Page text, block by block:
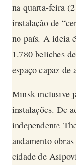
na quarta-feira
instalação de
no país. A ideia
1.780 beliches
espaço capaz
Minsk inclusive
instalações. De
independente
andamento
cidade de